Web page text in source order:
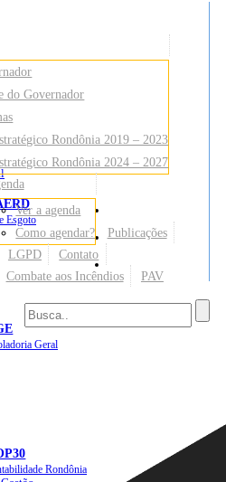
Esgoto
Geral
Rondônia
Sites
do Governador
Rondônia 2019 – 2023
Rondônia 2024 – 2027
Ver a agenda
Como agendar?
Publicações
LGPD
Contato
Combate aos Incêndios PAV